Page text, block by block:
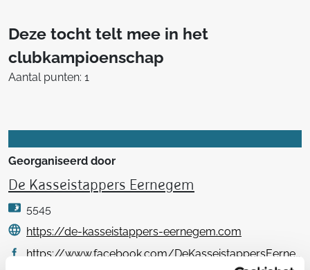
Deze tocht telt mee in het
clubkampioenschap
Aantal punten: 1
Georganiseerd door
De Kasseistappers Eernegem
5545
https://de-kasseistappers-eernegem.com
https://www.facebook.com/DeKasseistappersEernegem